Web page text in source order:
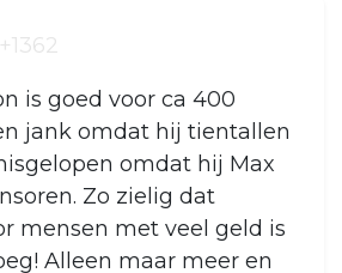
+1362
is goed voor ca 400
jank omdat hij tientallen
omdat hij Max
Zo zielig dat
mensen met veel geld is
Alleen maar meer en